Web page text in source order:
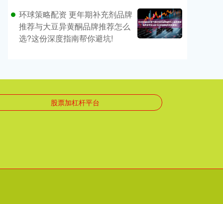
环球策略配资 更年期补充剂品牌
推荐与大豆异黄酮品牌推荐怎么
选?这份深度指南帮你避坑!
股票加杠杆平台